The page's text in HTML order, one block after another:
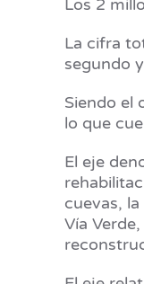
Los 2
La cifra
segundo
Siendo el
lo que
El eje
cuevas,
Vía